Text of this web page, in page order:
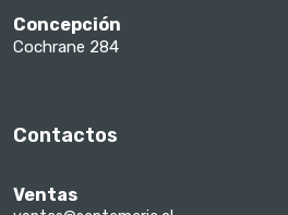
Concepción
Cochrane 284
Contactos
Ventas